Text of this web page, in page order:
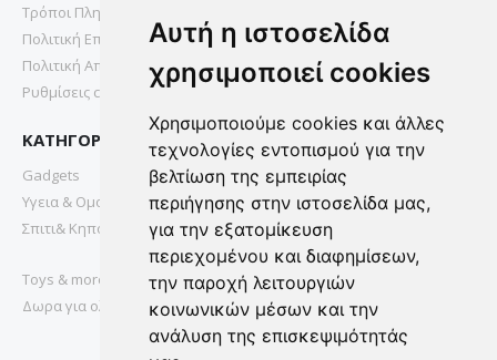
Αυτή η ιστοσελίδα
χρησιμοποιεί cookies
Χρησιμοποιούμε cookies και άλλες
τεχνολογίες εντοπισμού για την
βελτίωση της εμπειρίας
περιήγησης στην ιστοσελίδα μας,
για την εξατομίκευση
περιεχομένου και διαφημίσεων,
την παροχή λειτουργιών
κοινωνικών μέσων και την
ανάλυση της επισκεψιμότητάς
Τρόποι Πληρωμής
Πολιτική Επιστροφών
Πολιτική Απορρήτου
Ρυθμίσεις cookies
ΚΑΤΗΓΟΡΙΕΣ
Gadgets
Υγεια & Ομορφια
Σπιτι& Κηπος
Toys & more
Δωρα για ολους